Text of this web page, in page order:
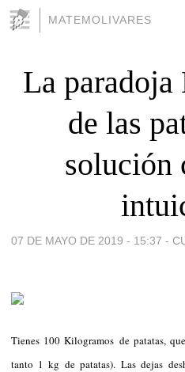
MATEMOLIVARES
La paradoja
de las
solución
07 DE MAYO DE 2019 - 15:37 -
Tienes 100 Kilogramos de patatas,
tanto 1 kg de patatas). Las dejas